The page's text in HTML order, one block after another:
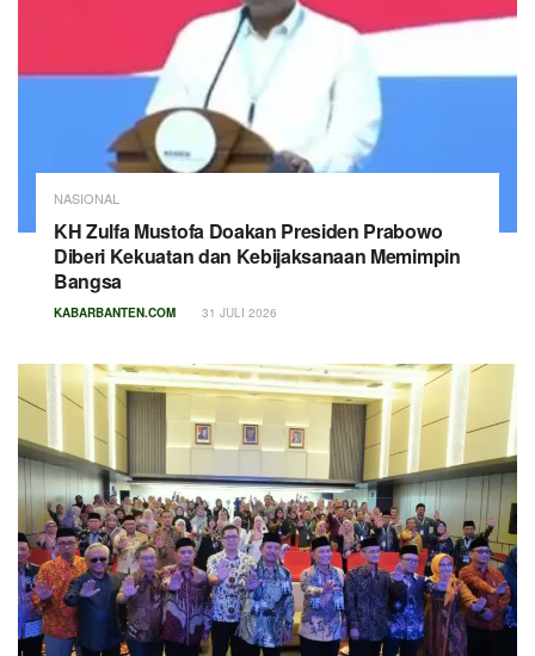
NASIONAL
KH Zulfa Mustofa Doakan Presiden Prabowo
Diberi Kekuatan dan Kebijaksanaan Memimpin
Bangsa
KABARBANTEN.COM 31 JULI 2026